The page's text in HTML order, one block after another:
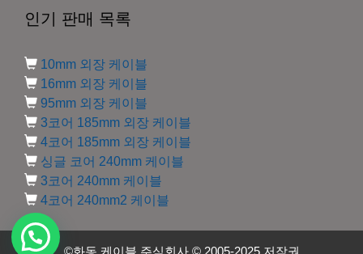
인기 판매 목록
10mm 외장 케이블
16mm 외장 케이블
95mm 외장 케이블
3코어 185mm 외장 케이블
4코어 185mm 외장 케이블
싱글 코어 240mm 케이블
3코어 240mm 케이블
4코어 240mm2 케이블